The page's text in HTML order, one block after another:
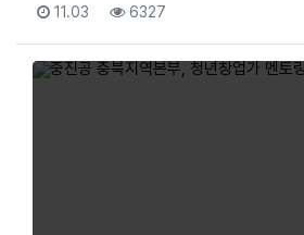
등록일
11.03 조회
6327